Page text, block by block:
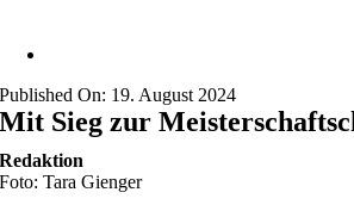
Published On: 19. August 2024
Mit Sieg zur
Redaktion
Foto: Tara Gienger